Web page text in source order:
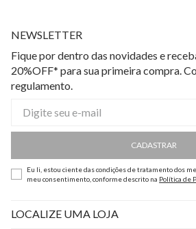
NEWSLETTER
Fique por dentro das novidades e
20%OFF* para sua primeira compra.
regulamento.
CADASTRAR
Eu li, estou ciente das condições de tratamento dos
meu consentimento, conforme descrito na Política de
LOCALIZE UMA LOJA